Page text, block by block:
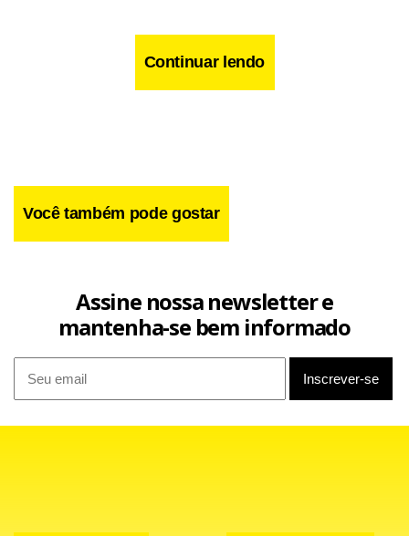
Continuar lendo
Você também pode gostar
Assine nossa newsletter e
mantenha-se bem informado